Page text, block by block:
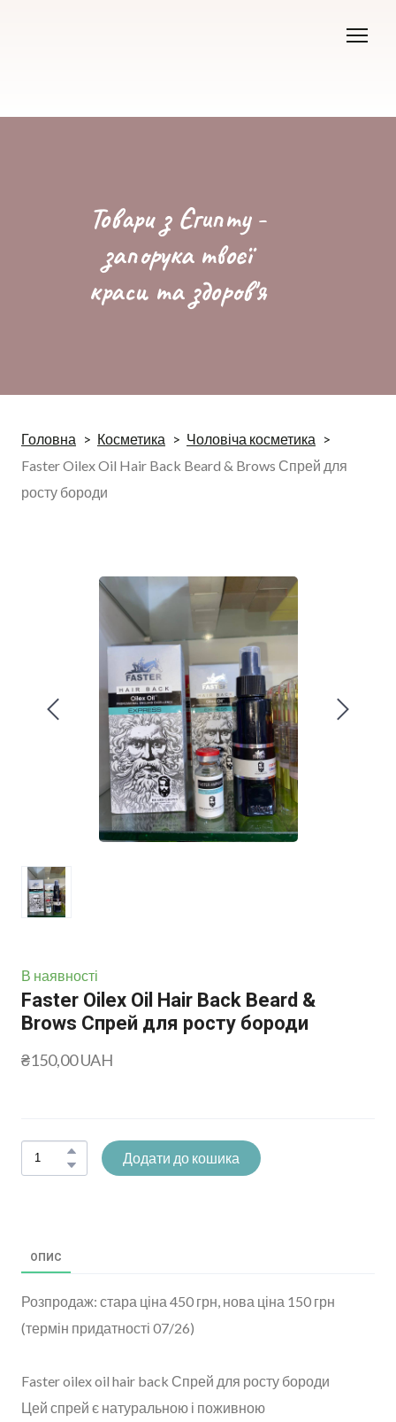
Товари з Єгипту -
запорука твоєї
краси та здоров'я
Головна Косметика
Чоловіча косметика
Faster Oilex Oil Hair Back Beard & Brows Спрей для
росту бороди
В наявності
Faster Oilex Oil Hair Back Beard &
Brows Спрей для росту бороди
₴150,00 UAH
Додати до кошика
ОПИС
Розпродаж: стара ціна 450 грн, нова ціна 150 грн
(термін придатності 07/26)
Faster oilex oil hair back Спрей для росту бороди
Цей спрей є натуральною і поживною